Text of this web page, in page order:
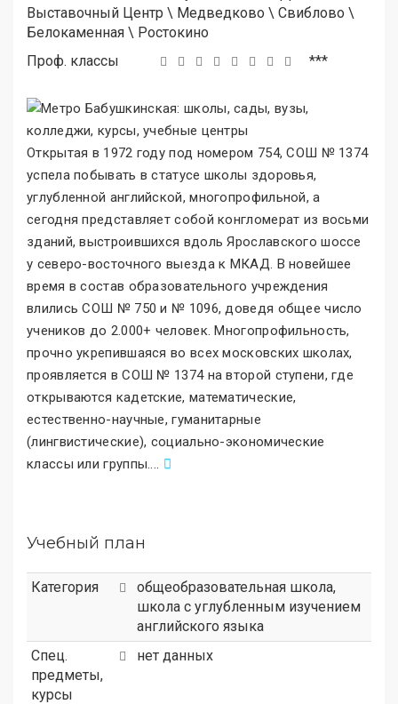
Выставочный Центр \ Медведково \ Свиблово \
Белокаменная \ Ростокино
Проф. классы
***
Открытая в 1972 году под номером 754, СОШ № 1374
успела побывать в статусе школы здоровья,
углубленной английской, многопрофильной, а
сегодня представляет собой конгломерат из восьми
зданий, выстроившихся вдоль Ярославского шоссе
у северо-восточного выезда к МКАД. В новейшее
время в состав образовательного учреждения
влились СОШ № 750 и № 1096, доведя общее число
учеников до 2.000+ человек. Многопрофильность,
прочно укрепившаяся во всех московских школах,
проявляется в СОШ № 1374 на второй ступени, где
открываются кадетские, математические,
естественно-научные, гуманитарные
(лингвистические), социально-экономические
классы или группы....
Учебный план
Категория общеобразовательная школа,
школа с углубленным изучением
английского языка
Спец.
предметы,
курсы
нет данных